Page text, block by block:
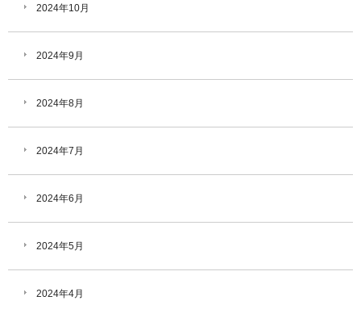
2024年10月
2024年9月
2024年8月
2024年7月
2024年6月
2024年5月
2024年4月